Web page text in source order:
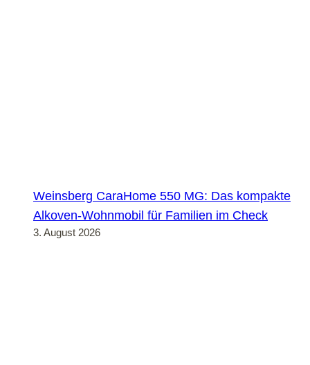
Weinsberg CaraHome 550 MG: Das kompakte
Alkoven-Wohnmobil für Familien im Check
3. August 2026